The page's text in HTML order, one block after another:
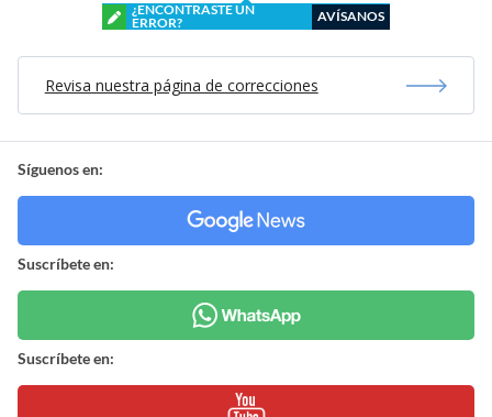
¿ENCONTRASTE UN
ERROR?
AVÍSANOS
Revisa nuestra página de correcciones
Síguenos en:
Suscríbete en:
Suscríbete en: